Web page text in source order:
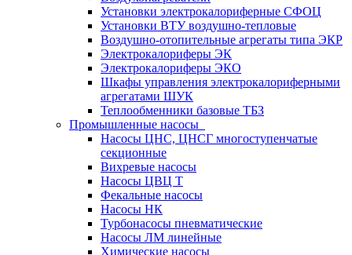
Установки электрокалориферные СФОЦ
Установки ВТУ воздушно-тепловые
Воздушно-отопительные агрегаты типа ЭКР
Электрокалориферы ЭК
Электрокалориферы ЭКО
Шкафы управления электрокалориферными
агрегатами ШУК
Теплообменники базовые ТБЗ
Промышленные насосы
Насосы ЦНС, ЦНСГ многоступенчатые
секционные
Вихревые насосы
Насосы ЦВЦ Т
Фекальные насосы
Насосы НК
Турбонасосы пневматические
Насосы ЛМ линейные
Химические насосы